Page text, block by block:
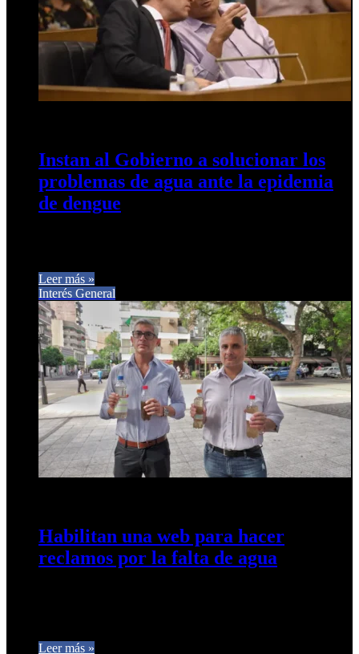
Instan al Gobierno a solucionar los
problemas de agua ante la epidemia
de dengue
Leer más »
Interés General
Habilitan una web para hacer
reclamos por la falta de agua
Leer más »